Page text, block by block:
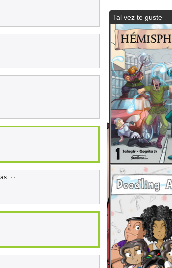
¬¬.
Tal vez te guste